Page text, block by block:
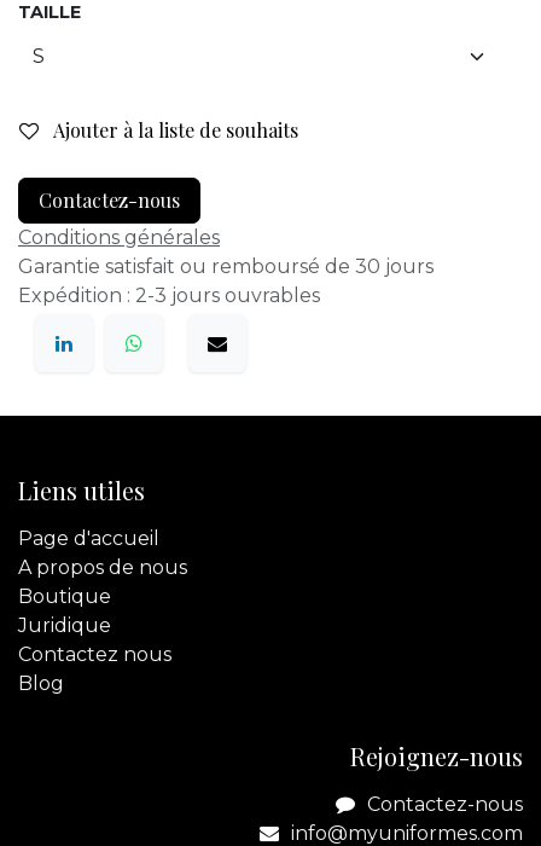
TAILLE
Ajouter à la liste de souhaits
Contactez-nous
Conditions générales
Garantie satisfait ou remboursé de 30 jours
Expédition : 2-3 jours ouvrables
Liens utiles
Page d'accueil
A propos de nous
Boutique
Juridique
Contactez nous
Blog
Rejoignez-nous
Contactez-nous
info@myuniformes.com